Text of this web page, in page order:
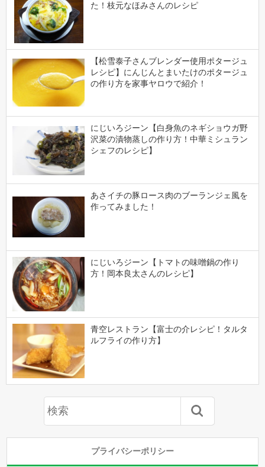
た！枝元なほみさんのレシピ
【松雪泰子さんブレンダー使用ポタージュ
レシピ】にんじんとまいたけのポタージュ
の作り方を家事ヤロウで紹介！
にじいろジーン【白身魚のネギショウガ野
沢菜の漬物蒸しの作り方！中華ミシュラン
シェフのレシピ】
あさイチの豚ロース肉のブーランジェ風を
作ってみました！
にじいろジーン【トマトの味噌鍋の作り
方！岡本良太さんのレシピ】
青空レストラン【富士の介レシピ！タルタ
ルフライの作り方】
プライバシーポリシー